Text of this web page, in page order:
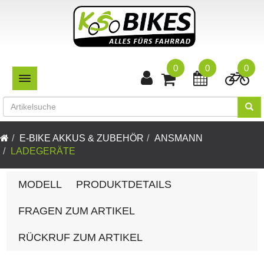
TOGGLE NAVIGATION
0
0
0
E-BIKE AKKUS & ZUBEHÖR
ANSMANN
LADEGERÄTE
MODELL PRODUKTDETAILS
FRAGEN ZUM ARTIKEL
RÜCKRUF ZUM ARTIKEL